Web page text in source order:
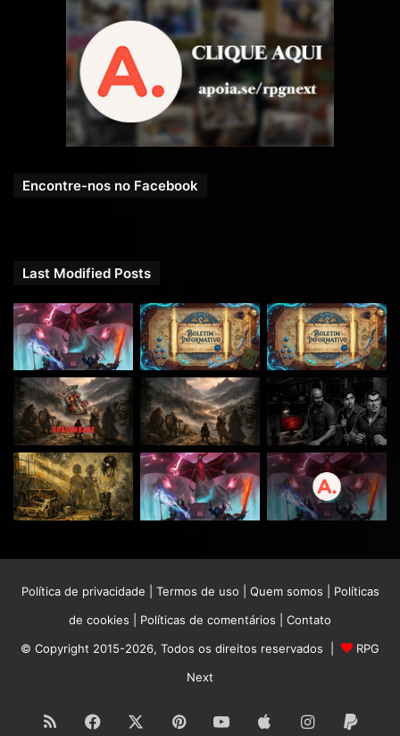
Encontre-nos no Facebook
Last Modified Posts
Política de privacidade Termos de uso Quem somos
Políticas
de cookies
Políticas de comentários
Contato
© Copyright 2015-2026, Todos os direitos reservados |
RPG
Next
RSS Facebook PinterestYouTubeAppleInstagram